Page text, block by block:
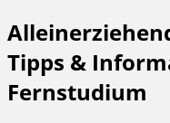
Tipps &
Fernstudium